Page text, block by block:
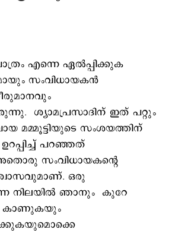
എന്നെ ഏൽപ്പിക്കുക
സംവിധായകൻ
ശ്യാമപ്രസാദിന് ഇത് പറ്റും
മമ്മൂട്ടിയുടെ സംശയത്തിന്
പറഞ്ഞത്
സംവിധായകന്റെ
ഒരു
നിലയിൽ ഞാനും കുറേ
കാണുകയും